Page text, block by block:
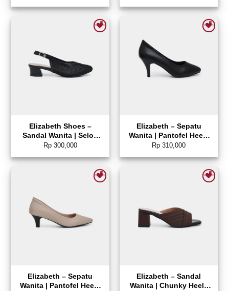
Elizabeth Shoes –
Sandal Wanita | Selop
Brokat 0338-0638
Rp300,000
Elizabeth – Sepatu
Wanita | Pantofel Heels
0689-0148
Rp 310,000
Elizabeth – Sepatu
Wanita | Pantofel Heels
Elizabeth – Sandal
Wanita | Chunky Heels